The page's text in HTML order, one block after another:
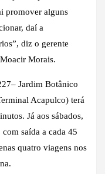
promover alguns
daí a
diz o gerente
Morais.
Jardim Botânico
Acapulco) terá
Já aos sábados,
saída a cada 45
quatro viagens nos